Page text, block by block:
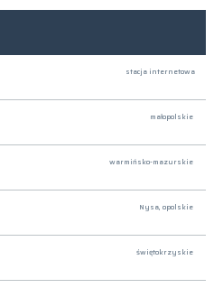
stacja internetowa
małopolskie
warmińsko-mazurskie
Nysa, opolskie
świętokrzyskie